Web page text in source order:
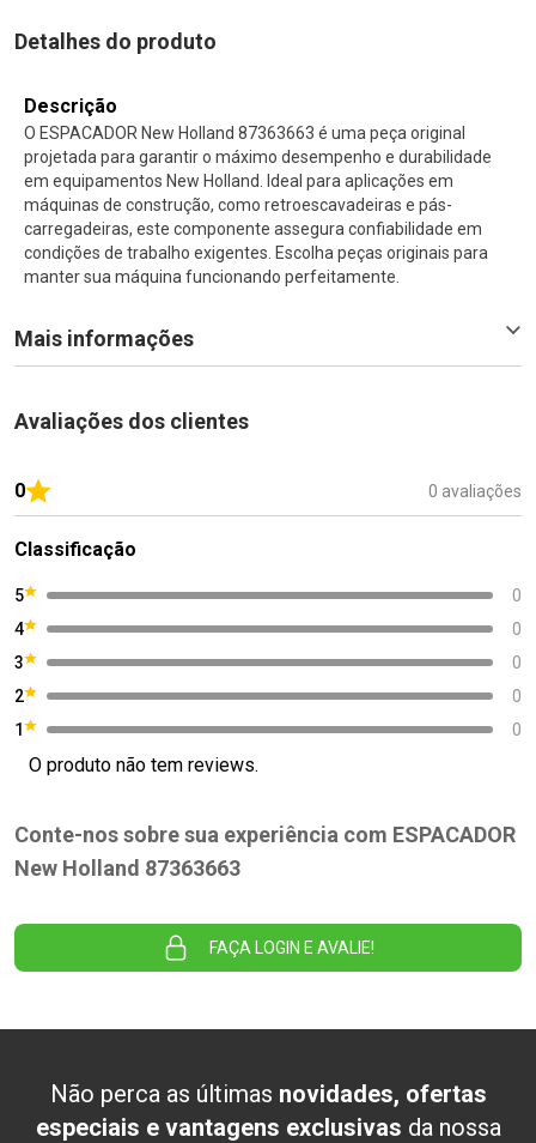
Detalhes do produto
Descrição
O ESPACADOR New Holland 87363663 é uma peça original
projetada para garantir o máximo desempenho e durabilidade
em equipamentos New Holland. Ideal para aplicações em
máquinas de construção, como retroescavadeiras e pás-
carregadeiras, este componente assegura confiabilidade em
condições de trabalho exigentes. Escolha peças originais para
manter sua máquina funcionando perfeitamente.
Mais informações
Avaliações dos clientes
0 0 avaliações
Classificação
5
0
4
0
3
0
2
0
1
0
O produto não tem reviews.
Conte-nos sobre sua experiência com ESPACADOR
New Holland 87363663
FAÇA LOGIN E AVALIE!
Não perca as últimas novidades, ofertas
especiais e vantagens exclusivas da nossa